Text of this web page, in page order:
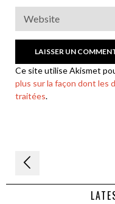
Ce site utilise Akismet
plus sur la façon dont les
traitées.
Navigation
de